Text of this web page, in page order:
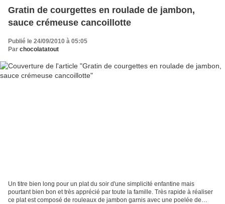
Gratin de courgettes en roulade de jambon,
sauce crémeuse cancoillotte
Publié le 24/09/2010 à 05:05
Par chocolatatout
Un titre bien long pour un plat du soir d'une simplicité enfantine mais
pourtant bien bon et très apprécié par toute la famille. Très rapide à réaliser
ce plat est composé de rouleaux de jambon garnis avec une poelée de